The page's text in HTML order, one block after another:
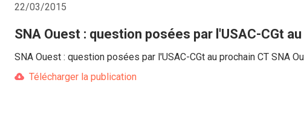
22/03/2015
SNA Ouest : question posées par l'USAC-CGt
SNA Ouest : question posées par l'USAC-CGt au prochain CT SNA
Télécharger la publication